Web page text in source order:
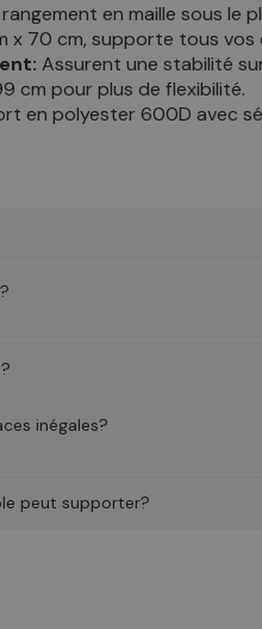
en maille sous le
x 70 cm, supporte tous vos
Assurent une stabilité
cm pour plus de flexibilité.
en polyester 600D avec
inégales?
peut supporter?